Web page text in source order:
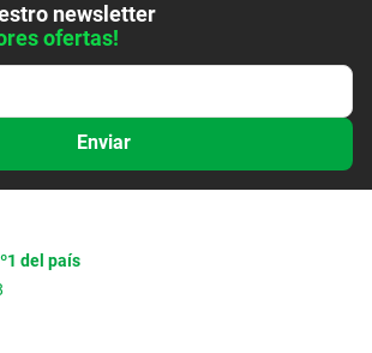
newsletter
ofertas!
Enviar
del país